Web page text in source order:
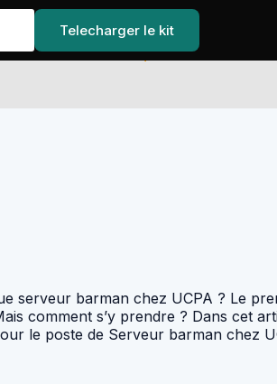
serveur barman chez UCPA ? Le
comment s’y prendre ? Dans cet
le poste de Serveur barman chez
Telecharger le kit